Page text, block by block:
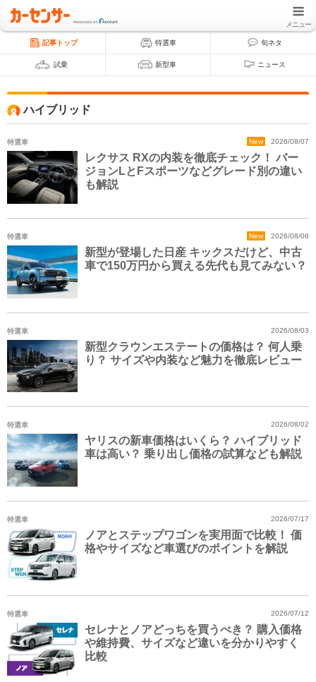
メニュー
記事トップ 特選車 旬ネタ
試乗 新型車 ニュース
ハイブリッド
特選車 New 2026/08/07
レクサス RXの内装を徹底チェック！ バー
ジョンLとFスポーツなどグレード別の違い
も解説
特選車 New 2026/08/06
新型が登場した日産 キックスだけど、中古
車で150万円から買える先代も見てみない？
特選車 2026/08/03
新型クラウンエステートの価格は？ 何人乗
り？ サイズや内装など魅力を徹底レビュー
特選車 2026/08/02
ヤリスの新車価格はいくら？ ハイブリッド
車は高い？ 乗り出し価格の試算なども解説
特選車 2026/07/17
ノアとステップワゴンを実用面で比較！ 価
格やサイズなど車選びのポイントを解説
特選車 2026/07/12
セレナとノアどっちを買うべき？ 購入価格
や維持費、サイズなど違いを分かりやすく
比較